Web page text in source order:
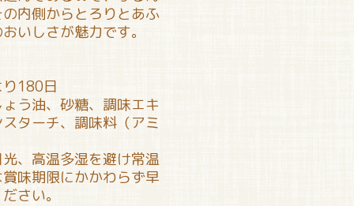
内側からとろりとあふ
いしさが魅力です。
180日
う油、砂糖、調味エキ
ターチ、調味料（アミ
、高温多湿を避け常温
味期限にかかわらず早
さい。